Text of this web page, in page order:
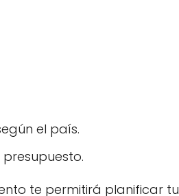
el país.
te permitirá planificar